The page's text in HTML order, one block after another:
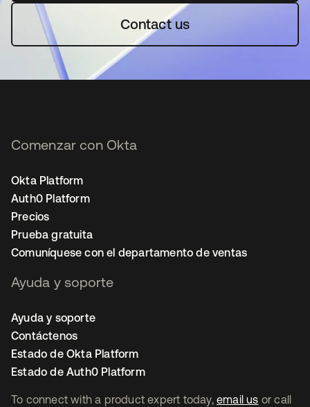
Contact us
To connect with a product expert today, email us or call
Comenzar con Okta
Okta Platform
Auth0 Platform
Precios
Prueba gratuita
Comuníquese con el departamento de ventas
Ayuda y soporte
Ayuda y soporte
Contáctenos
Estado de Okta Platform
Estado de Auth0 Platform